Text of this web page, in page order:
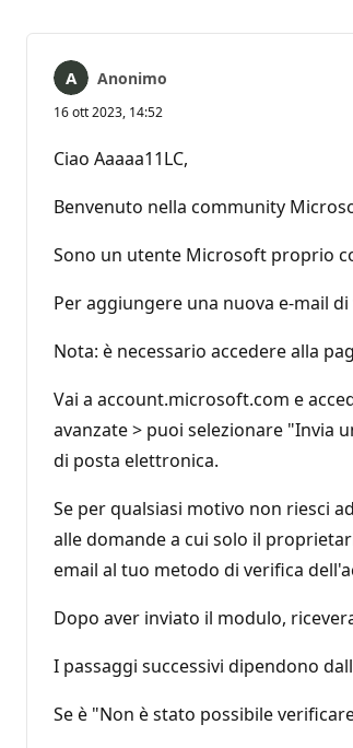
Anonimo
16 ott 2023, 14:52
Ciao Aaaaa11LC,
Benvenuto nella community
Sono un utente Microsoft proprio
Per aggiungere una nuova e-mail
Nota: è necessario accedere alla
Vai a account.microsoft.com e
avanzate > puoi selezionare "Invia
di posta elettronica.
Se per qualsiasi motivo non riesci
alle domande a cui solo il
email al tuo metodo di verifica
Dopo aver inviato il modulo,
I passaggi successivi dipendono
Se è "Non è stato possibile